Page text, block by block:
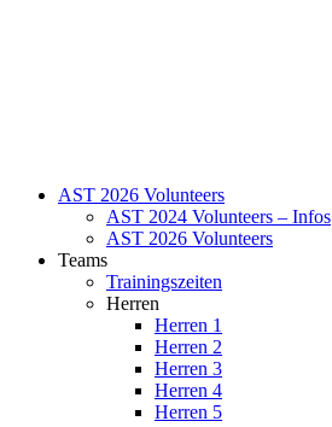
AST 2026 Volunteers
AST 2024 Volunteers – Infos
AST 2026 Volunteers
Teams
Trainingszeiten
Herren
Herren 1
Herren 2
Herren 3
Herren 4
Herren 5